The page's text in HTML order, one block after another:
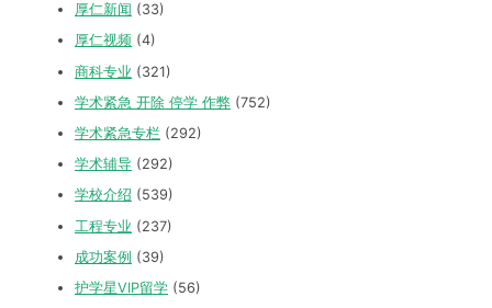
厚仁新闻 (33)
厚仁视频 (4)
商科专业 (321)
学术紧急 开除 停学 作弊 (752)
学术紧急专栏 (292)
学术辅导 (292)
学校介绍 (539)
工程专业 (237)
成功案例 (39)
护学星VIP留学 (56)